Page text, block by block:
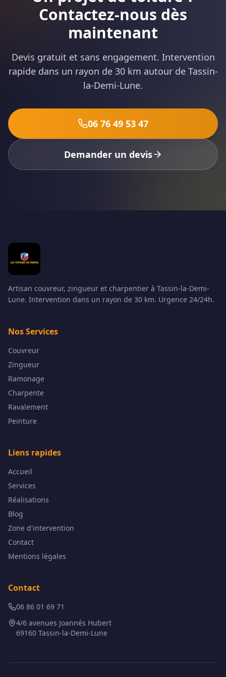
Contactez-nous dès
maintenant
Devis gratuit et sans engagement. Intervention
rapide dans un rayon de 30 km autour de Tassin-
la-Demi-Lune.
06 76 49 53 47
Demander un devis
Artisan couvreur, zingueur et charpentier à Tassin-la-Demi-
Lune. Intervention dans un rayon de 30 km. Urgence 24/24h.
Nos Services
Couvreur
Zingueur
Ramonage
Charpente
Ravalement
Peinture
Liens rapides
Accueil
Services
Réalisations
Blog
Zone d'intervention
Contact
Mentions légales
Contact
06 86 01 69 71
4/6 avenues Joannés Hubert
69160 Tassin-la-Demi-Lune